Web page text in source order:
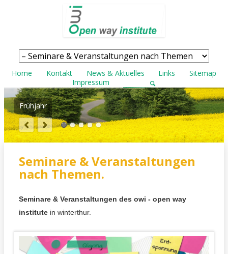
Navigation
überspringen
Navigation
Home Kontakt News & Aktuelles Links
Sitemap
Impressum
Frühjahr
Seminare & Veranstaltungen
nach Themen.
Seminare & Veranstaltungen des owi - open way
institute in winterthur.